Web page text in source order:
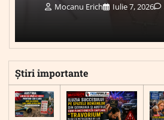
Mocanu Erich Iulie 7, 2026
Știri importante